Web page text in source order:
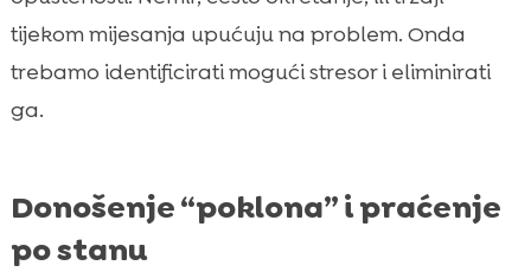
tijekom mijesanja upućuju na problem. Onda
trebamo identificirati mogući stresor i eliminirati
ga.
Donošenje “poklona” i praćenje
po stanu